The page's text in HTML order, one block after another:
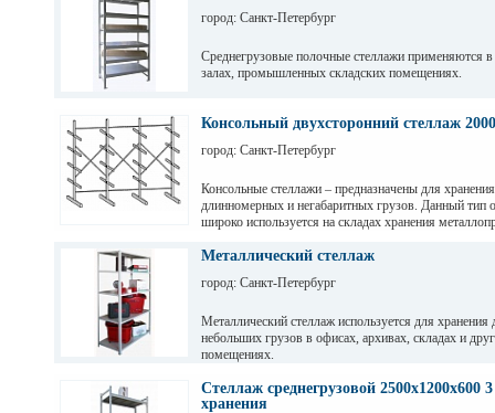
город: Санкт-Петербург
Среднегрузовые полочные стеллажи применяются
залах, промышленных складских помещениях.
зависимости от длины. Полочные стеллажи состоят
краской. Уровни хранения могут регулировать по
Консольный двухсторонний стеллаж
город: Санкт-Петербург
Консольные стеллажи – предназначены для хранения
длинномерных и негабаритных грузов. Данный тип
широко используется на складах хранения
Металлический стеллаж
город: Санкт-Петербург
Металлический стеллаж используется для хранения
небольших грузов в офисах, архивах, складах и
помещениях.
Стеллаж среднегрузовой 2500х1200х600
хранения